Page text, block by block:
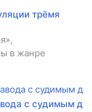
трёмя
в жанре
с судимым д